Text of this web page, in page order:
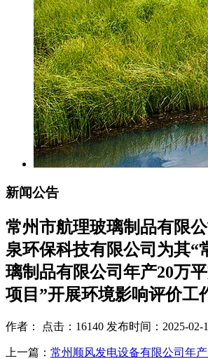
新闻公告
常州市航理玻璃制品有限
泉环保科技有限公司为其“
璃制品有限公司年产20万
项目”开展环境影响评价工
作者： 点击：16140 发布时间：2025-02-
上一篇： 常州顺风发电设备有限公司年